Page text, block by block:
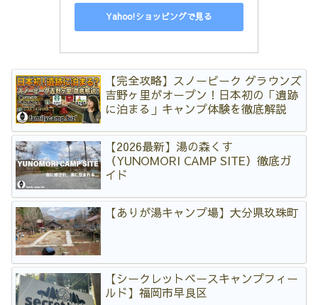
Yahoo!ショッピングで見る
【完全攻略】スノーピーク グラウンズ
吉野ヶ里がオープン！日本初の「遺跡
に泊まる」キャンプ体験を徹底解説
【2026最新】湯の森くす
（YUNOMORI CAMP SITE）徹底ガ
イド
【ありが湯キャンプ場】大分県玖珠町
【シークレットベースキャンプフィー
ルド】福岡市早良区